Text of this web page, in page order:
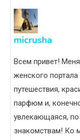
micrusha
Всем привет!
женского
путешествия,
парфюм и,
увлекающаяся,
знакомствам! Ко